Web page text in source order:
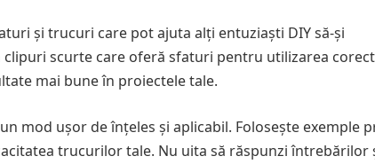
și trucuri care pot ajuta alți entuziaști DIY să-și
scurte care oferă sfaturi pentru utilizarea
mai bune în proiectele tale.
mod ușor de înțeles și aplicabil. Folosește exemple
trucurilor tale. Nu uita să răspunzi întrebărilor